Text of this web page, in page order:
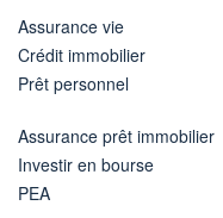
Assurance vie
Crédit immobilier
Prêt personnel
Assurance prêt immobilier
Investir en bourse
PEA